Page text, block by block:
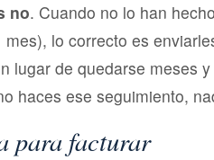
no. Cuando no lo han
lo correcto es
lugar de quedarse meses
haces ese seguimiento,
para facturar